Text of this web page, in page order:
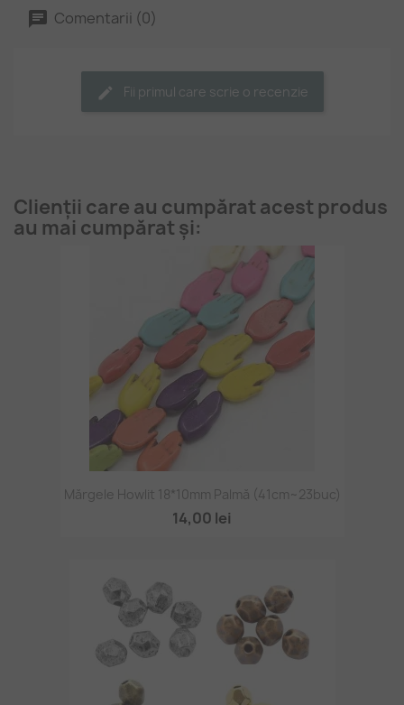
Comentarii (0)
Fii primul care scrie o recenzie
Clienții care au cumpărat acest produs
au mai cumpărat și:
Mărgele Howlit 18*10mm Palmă (41cm~23buc)
14,00 lei